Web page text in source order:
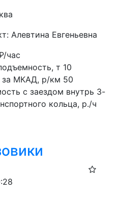
Алевтина Евгеньевна
час
т 10
за МКАД, р/км 50
с заездом внутрь 3-
кольца, р./ч